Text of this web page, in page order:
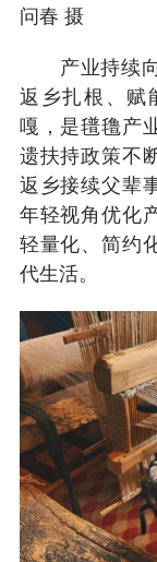
问春 摄
产业持续向
返乡扎根、赋
嘎，是氆氇产
遗扶持政策不
返乡接续父辈
年轻视角优化
轻量化、简约
代生活。